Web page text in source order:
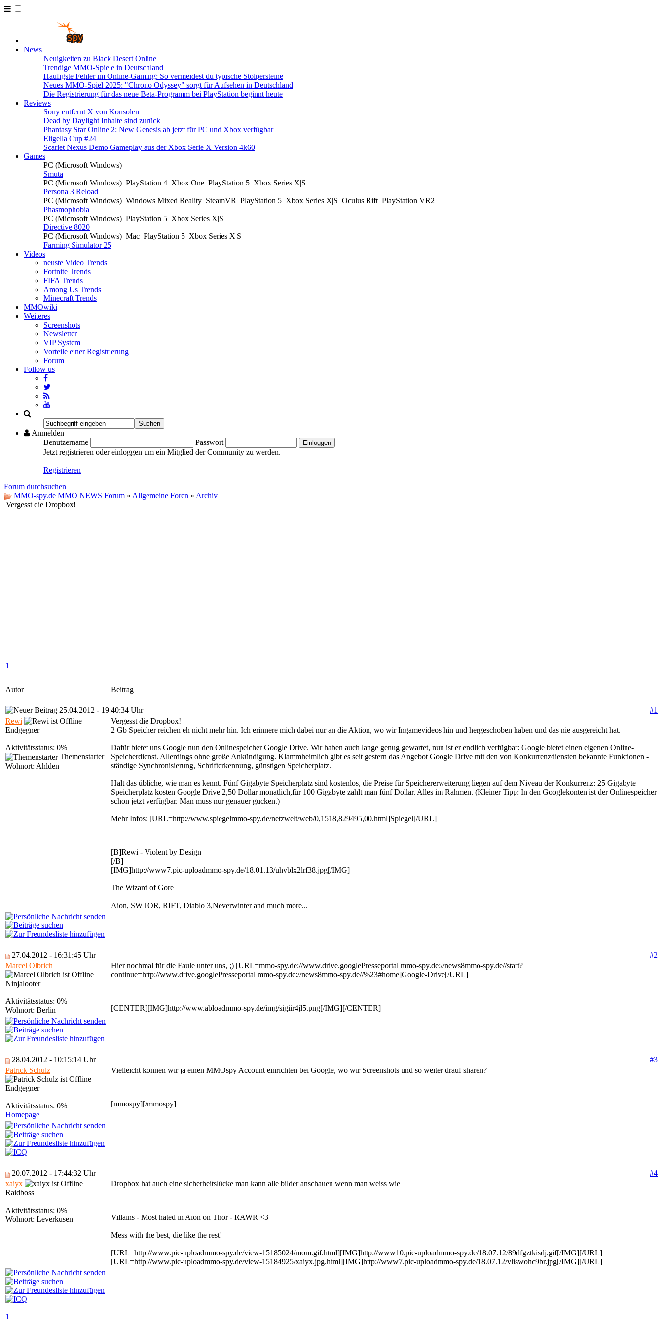
News
Neuigkeiten zu Black Desert Online
Trendige MMO-Spiele in Deutschland
Häufigste Fehler im Online-Gaming: So vermeidest du typische Stolpersteine
Neues MMO-Spiel 2025: "Chrono Odyssey" sorgt für Aufsehen in Deutschland
Die Registrierung für das neue Beta-Programm bei PlayStation beginnt heute
Reviews
Sony entfernt X von Konsolen
Dead by Daylight Inhalte sind zurück
Phantasy Star Online 2: New Genesis ab jetzt für PC und Xbox verfügbar
Eligella Cup #24
Scarlet Nexus Demo Gameplay aus der Xbox Serie X Version 4k60
Games
PC (Microsoft Windows)
Smuta
PC (Microsoft Windows) PlayStation 4 Xbox One PlayStation 5 Xbox Series X|S
Persona 3 Reload
PC (Microsoft Windows) Windows Mixed Reality SteamVR PlayStation 5 Xbox Series X|S Oculus Rift PlayStation VR2
Phasmophobia
PC (Microsoft Windows) PlayStation 5 Xbox Series X|S
Directive 8020
PC (Microsoft Windows) Mac PlayStation 5 Xbox Series X|S
Farming Simulator 25
Videos
neuste Video Trends
Fortnite Trends
FIFA Trends
Among Us Trends
Minecraft Trends
MMOwiki
Weiteres
Screenshots
Newsletter
VIP System
Vorteile einer Registrierung
Forum
Follow us
Anmelden
Benutzername
Passwort
Jetzt registrieren oder einloggen um ein Mitglied der Community zu werden.
Registrieren
Forum durchsuchen
MMO-spy.de MMO NEWS Forum » Allgemeine Foren » Archiv
Vergesst die Dropbox!
1
Autor Beitrag
#1
25.04.2012 - 19:40:34 Uhr
Rewi
Endgegner
Aktivitätsstatus: 0%
Themenstarter
Wohnort: Ahlden
Vergesst die Dropbox!
2 Gb Speicher reichen eh nicht mehr hin. Ich erinnere mich dabei nur an die Aktion, wo wir Ingamevideos hin und hergeschoben haben und das nie ausgereicht hat.
Dafür bietet uns Google nun den Onlinespeicher Google Drive. Wir haben auch lange genug gewartet, nun ist er endlich verfügbar: Google bietet einen eigenen Online-
Speicherdienst. Allerdings ohne große Ankündigung. Klammheimlich gibt es seit gestern das Angebot Google Drive mit den von Konkurrenzdiensten bekannte Funktionen -
ständige Synchronisierung, Schrifterkennung, günstigen Speicherplatz.
Halt das übliche, wie man es kennt. Fünf Gigabyte Speicherplatz sind kostenlos, die Preise für Speichererweiterung liegen auf dem Niveau der Konkurrenz: 25 Gigabyte
Speicherplatz kosten Google Drive 2,50 Dollar monatlich,für 100 Gigabyte zahlt man fünf Dollar. Alles im Rahmen. (Kleiner Tipp: In den Googlekonten ist der Onlinespeicher
schon jetzt verfügbar. Man muss nur genauer gucken.)
Mehr Infos: [URL=http://www.spiegelmmo-spy.de/netzwelt/web/0,1518,829495,00.html]Spiegel[/URL]
[B]Rewi - Violent by Design
[/B]
[IMG]http://www7.pic-uploadmmo-spy.de/18.01.13/uhvblx2lrf38.jpg[/IMG]
The Wizard of Gore
Aion, SWTOR, RIFT, Diablo 3,Neverwinter and much more...
#2
27.04.2012 - 16:31:45 Uhr
Marcel Olbrich
Ninjalooter
Aktivitätsstatus: 0%
Wohnort: Berlin
Hier nochmal für die Faule unter uns, ;) [URL=mmo-spy.de://www.drive.googlePresseportal mmo-spy.de://news8mmo-spy.de//start?
continue=http://www.drive.googlePresseportal mmo-spy.de://news8mmo-spy.de//%23#home]Google-Drive[/URL]
[CENTER][IMG]http://www.abloadmmo-spy.de/img/sigiir4jl5.png[/IMG][/CENTER]
#3
28.04.2012 - 10:15:14 Uhr
Patrick Schulz
Endgegner
Aktivitätsstatus: 0%
Homepage
Vielleicht können wir ja einen MMOspy Account einrichten bei Google, wo wir Screenshots und so weiter drauf sharen?
[mmospy][/mmospy]
#4
20.07.2012 - 17:44:32 Uhr
xaiyx
Raidboss
Aktivitätsstatus: 0%
Wohnort: Leverkusen
Dropbox hat auch eine sicherheitslücke man kann alle bilder anschauen wenn man weiss wie
Villains - Most hated in Aion on Thor - RAWR <3
Mess with the best, die like the rest!
[URL=http://www.pic-uploadmmo-spy.de/view-15185024/mom.gif.html][IMG]http://www10.pic-uploadmmo-spy.de/18.07.12/89dfgztkisdj.gif[/IMG][/URL]
[URL=http://www.pic-uploadmmo-spy.de/view-15184925/xaiyx.jpg.html][IMG]http://www7.pic-uploadmmo-spy.de/18.07.12/vliswohc9br.jpg[/IMG][/URL]
1